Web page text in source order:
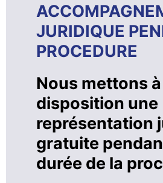
JURIDIQUE
PROCEDURE
Nous mettons
disposition une
représentation
gratuite
durée de la